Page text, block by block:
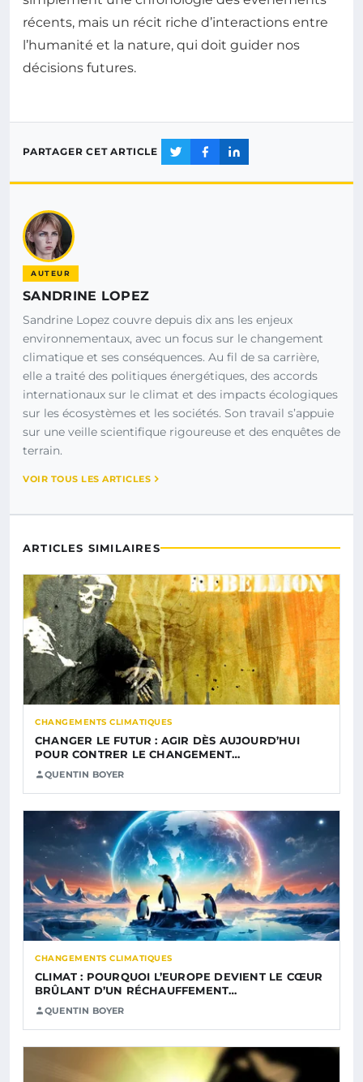
récents, mais un récit riche d’interactions entre
l’humanité et la nature, qui doit guider nos
décisions futures.
PARTAGER CET ARTICLE
AUTEUR
SANDRINE LOPEZ
Sandrine Lopez couvre depuis dix ans les enjeux
environnementaux, avec un focus sur le changement
climatique et ses conséquences. Au fil de sa carrière,
elle a traité des politiques énergétiques, des accords
internationaux sur le climat et des impacts écologiques
sur les écosystèmes et les sociétés. Son travail s’appuie
sur une veille scientifique rigoureuse et des enquêtes de
terrain.
VOIR TOUS LES ARTICLES
ARTICLES SIMILAIRES
CHANGEMENTS CLIMATIQUES
CHANGER LE FUTUR : AGIR DÈS AUJOURD’HUI
POUR CONTRER LE CHANGEMENT…
QUENTIN BOYER
CHANGEMENTS CLIMATIQUES
CLIMAT : POURQUOI L’EUROPE DEVIENT LE CŒUR
BRÛLANT D’UN RÉCHAUFFEMENT…
QUENTIN BOYER